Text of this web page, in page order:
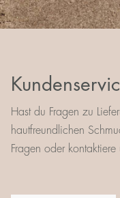
Hast du Fragen zu
hautfreundlichen
Fragen oder kontaktiere